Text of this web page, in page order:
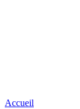
Accueil